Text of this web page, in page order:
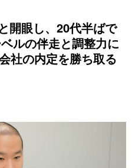
開眼し、20代半ばで
ルの伴走と調整力に
社の内定を勝ち取る